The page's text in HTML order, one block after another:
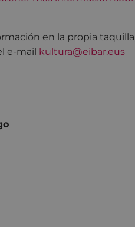
en la propia
e-mail kultura@eibar.eus